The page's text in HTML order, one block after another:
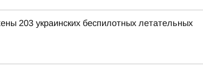
203 украинских беспилотных летательных